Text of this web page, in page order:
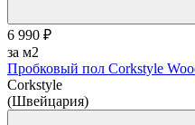
6 990 ₽
за м2
Пробковый пол Corkstyle
Corkstyle
(Швейцария)